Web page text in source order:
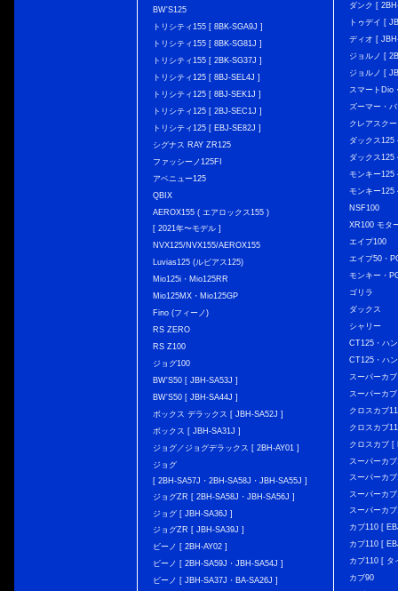
BW'S125
トリシティ155 [ 8BK-SGA9J ]
トリシティ155 [ 8BK-SG81J ]
トリシティ155 [ 2BK-SG37J ]
トリシティ125 [ 8BJ-SEL4J ]
トリシティ125 [ 8BJ-SEK1J ]
トリシティ125 [ 2BJ-SEC1J ]
トリシティ125 [ EBJ-SE82J ]
シグナス RAY ZR125
ファッシーノ125FI
アベニュー125
QBIX
AEROX155 ( エアロックス155 )
[ 2021年〜モデル ]
NVX125/NVX155/AEROX155
Luvias125 (ルビアス125)
Mio125i・Mio125RR
Mio125MX・Mio125GP
Fino (フィーノ)
RS ZERO
RS Z100
ジョグ100
BW'S50 [ JBH-SA53J ]
BW'S50 [ JBH-SA44J ]
ボックス デラックス [ JBH-SA52J ]
ボックス [ JBH-SA31J ]
ジョグ／ジョグデラックス [ 2BH-AY01 ]
ジョグ
[ 2BH-SA57J・2BH-SA58J・JBH-SA55J ]
ジョグZR [ 2BH-SA58J・JBH-SA56J ]
ジョグ [ JBH-SA36J ]
ジョグZR [ JBH-SA39J ]
ビーノ [ 2BH-AY02 ]
ビーノ [ 2BH-SA59J・JBH-SA54J ]
ビーノ [ JBH-SA37J・BA-SA26J ]
ダンク [
トゥデイ [
ディオ [
ジョルノ [
ジョルノ [
スマートDio
ズーマー・
クレアスク
ダックス
ダックス
モンキー
モンキー125
NSF100
XR100 モタ
エイプ100
エイプ50・
モンキー・
ゴリラ
ダックス
シャリー
CT125・ハ
CT125・ハ
スーパーカ
スーパーカ
クロスカブ
クロスカブ
クロスカブ [
スーパーカ
スーパーカ
スーパーカ
スーパーカ
カブ110 [
カブ110 [
カブ110 [ タ
カブ90